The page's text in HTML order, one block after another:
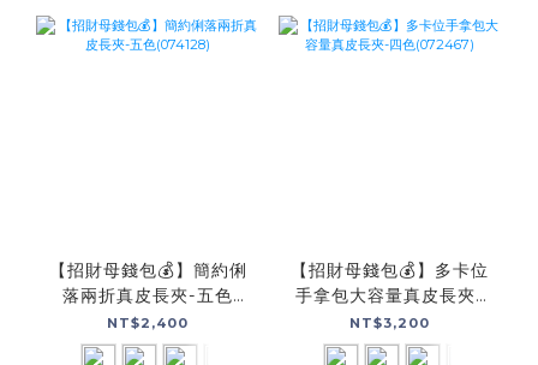
【招財母錢包💰】簡約俐
落兩折真皮長夾-五色
(074128)
NT$2,400
【招財母錢包💰】多卡位
手拿包大容量真皮長夾-
四色(072467)
NT$3,200